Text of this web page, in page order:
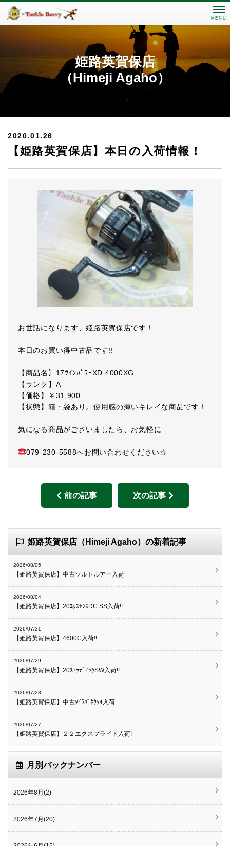
MENU
姫路英賀保店
（Himeji Agaho）
2020.01.26
【姫路英賀保店】本日の入荷情報！
お世話になります、姫路英賀保店です！
本日のお買い得中古品です!!
【商品名】17ﾂｲﾝﾊﾟﾜｰXD 4000XG
【ランク】A
【価格】￥31,900
【状態】箱・袋あり。使用感の薄いキレイな商品です！
気になる商品がございましたら、お気軽に
079-230-5588へお問い合わせください☆
前の記事 次の記事
姫路英賀保店（Himeji Agaho）の新着記事
2026/08/05
【姫路英賀保店】中古ソルトルアー入荷
2026/08/04
【姫路英賀保店】20ｴｸｽｾﾝｽDC SS入荷!!
2026/07/31
【姫路英賀保店】4600C入荷!!
2026/07/29
【姫路英賀保店】20ｽﾄﾗﾃﾞｨｯｸSW入荷!!
2026/07/28
【姫路英賀保店】中古ﾀｲﾗﾊﾞﾈｸﾀｲ入荷
2026/07/27
【姫路英賀保店】２２エクスプライド入荷!
月別バックナンバー
2026年8月(2)
2026年7月(20)